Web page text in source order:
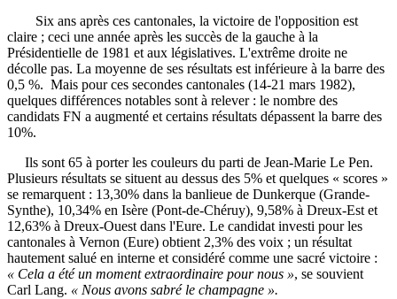
Six ans après ces cantonales, la victoire de l'opposition est
claire ; ceci une année après les succès de la gauche à la
Présidentielle de 1981 et aux législatives. L'extrême droite ne
décolle pas. La moyenne de ses résultats est inférieure à la barre des
0,5 %. Mais pour ces secondes cantonales (14-21 mars 1982),
quelques différences notables sont à relever : le nombre des
candidats FN a augmenté et certains résultats dépassent la barre des
10%.
Ils sont 65 à porter les couleurs du parti de Jean-Marie Le Pen.
Plusieurs résultats se situent au dessus des 5% et quelques « scores »
se remarquent : 13,30% dans la banlieue de Dunkerque (Grande-
Synthe), 10,34% en Isère (Pont-de-Chéruy), 9,58% à Dreux-Est et
12,63% à Dreux-Ouest dans l'Eure. Le candidat investi pour les
cantonales à Vernon (Eure) obtient 2,3% des voix ; un résultat
hautement salué en interne et considéré comme une sacré victoire :
« Cela a été un moment extraordinaire pour nous », se souvient
Carl Lang. « Nous avons sabré le champagne ».